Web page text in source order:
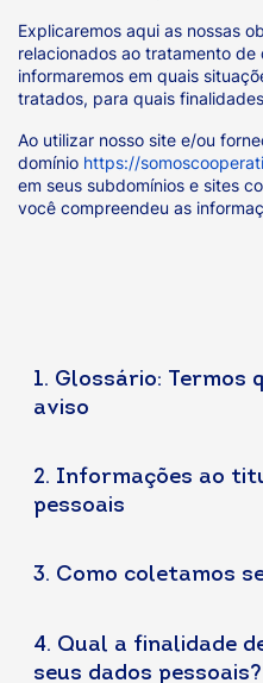
Explicaremos aqui as nossas
relacionados ao tratamento
informaremos em quais
tratados, para quais
Ao utilizar nosso site e/ou
domínio https://
em seus subdomínios e sites
você compreendeu as
1. Glossário: Termos
aviso
2. Informações ao
pessoais
3. Como coletamos
4. Qual a finalidade
seus dados pessoais?